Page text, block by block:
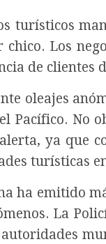
turísticos
Los
de clientes
oleajes
Pacífico. No
ya que
turísticas
ha emitido
La